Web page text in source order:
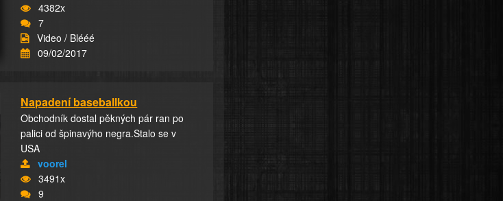
4382x
7
Video / Blééé
09/02/2017
Napadení baseballkou
Obchodník dostal pěkných pár ran po
palici od špinavýho negra.Stalo se v
USA
voorel
3491x
9